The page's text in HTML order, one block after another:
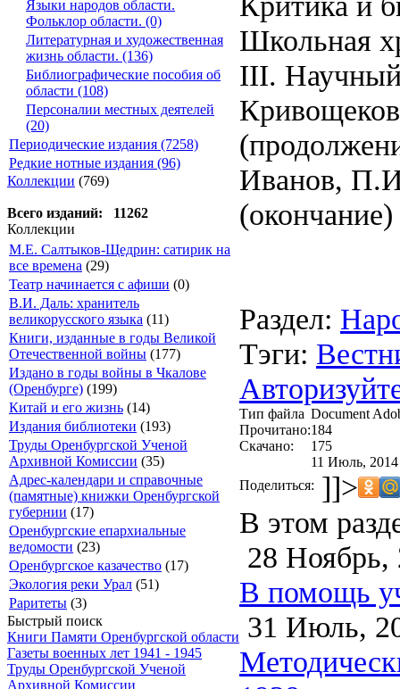
Языки народов области.
Фольклор области. (0)
Литературная и художественная
жизнь области. (136)
Библиографические пособия об
области (108)
Персоналии местных деятелей
(20)
Периодические издания (7258)
Редкие нотные издания (96)
Коллекции (769)
Всего изданий: 11262
Коллекции
М.Е. Салтыков-Щедрин: сатирик на
все времена (29)
Театр начинается с афиши (0)
В.И. Даль: хранитель
великорусского языка (11)
Книги, изданные в годы Великой
Отечественной войны (177)
Издано в годы войны в Чкалове
(Оренбурге) (199)
Китай и его жизнь (14)
Издания библиотеки (193)
Труды Оренбургской Ученой
Архивной Комиссии (35)
Адрес-календари и справочные
(памятные) книжки Оренбургской
губернии (17)
Оренбургские епархиальные
ведомости (23)
Оренбургское казачество (17)
Экология реки Урал (51)
Раритеты (3)
Быстрый поиск
Книги Памяти Оренбургской области
Газеты военных лет 1941 - 1945
Труды Оренбургской Ученой
Архивной Комиссии
Школьная
III.
Иванов,
(окончание)
Раздел:
Тэги:
Тип файла Document
Прочитано:184
Скачано:
175
11 Июль, 2014
Поделиться: ]]>
В этом
28 Ноябрь,
В помощь
31 Июль,